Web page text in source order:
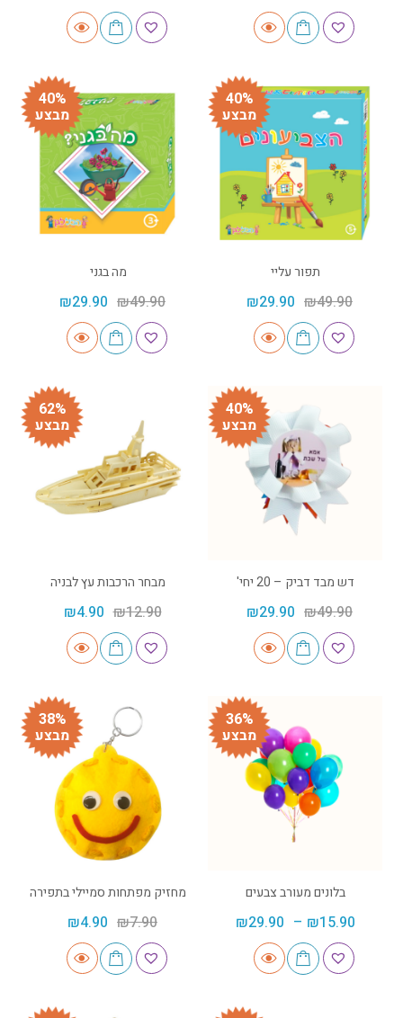
40%
מבצע
תפור עליי
₪49.90
₪29.90
40%
מבצע
מה בגני
₪49.90
₪29.90
40%
מבצע
דש מבד דביק – 20 יחי'
₪49.90
₪29.90
62%
מבצע
מבחר הרכבות עץ לבניה
₪12.90
₪4.90
36%
מבצע
בלונים מעורב צבעים
₪15.90
–
₪29.90
38%
מבצע
מחזיק מפתחות סמיילי בתפירה
₪7.90
₪4.90